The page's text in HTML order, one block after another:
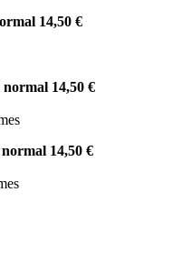
14,50 €
14,50 €
14,50 €